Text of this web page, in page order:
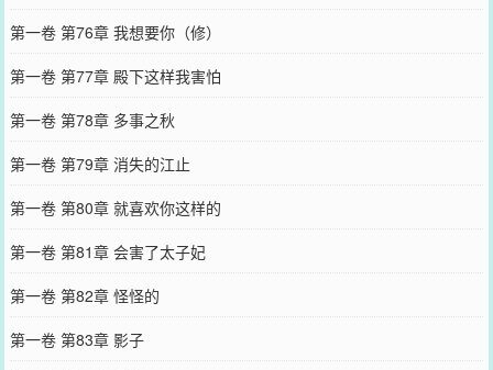
第一卷 第76章 我想要你（修）
第一卷 第77章 殿下这样我害怕
第一卷 第78章 多事之秋
第一卷 第79章 消失的江止
第一卷 第80章 就喜欢你这样的
第一卷 第81章 会害了太子妃
第一卷 第82章 怪怪的
第一卷 第83章 影子